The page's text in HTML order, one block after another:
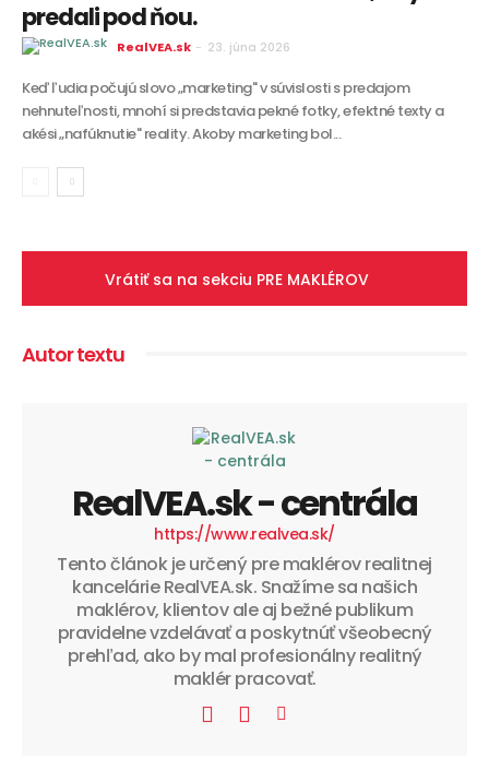
predali pod ňou.
RealVEA.sk - 23. júna 2026
Keď ľudia počujú slovo „marketing" v súvislosti s predajom
nehnuteľnosti, mnohí si predstavia pekné fotky, efektné texty a
akési „nafúknutie" reality. Akoby marketing bol...
Vrátiť sa na sekciu PRE MAKLÉROV
Autor textu
RealVEA.sk - centrála
https://www.realvea.sk/
Tento článok je určený pre maklérov realitnej
kancelárie RealVEA.sk. Snažíme sa našich
maklérov, klientov ale aj bežné publikum
pravidelne vzdelávať a poskytnúť všeobecný
prehľad, ako by mal profesionálny realitný
maklér pracovať.